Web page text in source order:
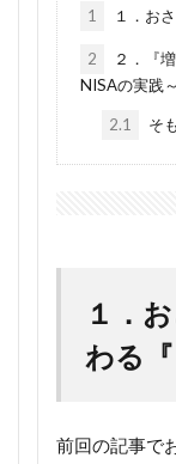
1 １．お
2
２．『
NISAの実践～
2.1 そ
１．
わる『
前回の記事で